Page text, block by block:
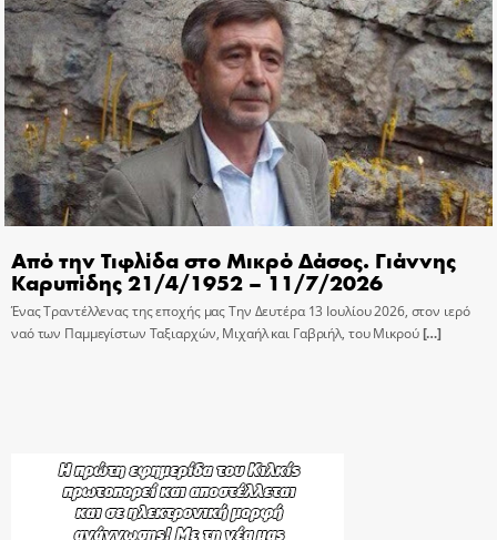
Από την Τιφλίδα στο Μικρό Δάσος. Γιάννης
Καρυπίδης 21/4/1952 – 11/7/2026
Ένας Τραντέλλενας της εποχής μας Την Δευτέρα 13 Ιουλίου 2026, στον ιερό
ναό των Παμμεγίστων Ταξιαρχών, Μιχαήλ και Γαβριήλ, του Μικρού[…]